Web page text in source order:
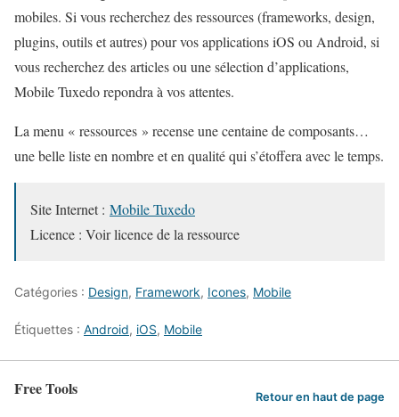
mobiles. Si vous recherchez des ressources (frameworks, design,
plugins, outils et autres) pour vos applications iOS ou Android, si
vous recherchez des articles ou une sélection d’applications,
Mobile Tuxedo repondra à vos attentes.
La menu « ressources » recense une centaine de composants…
une belle liste en nombre et en qualité qui s’étoffera avec le temps.
Site Internet : Mobile Tuxedo
Licence : Voir licence de la ressource
Catégories : Design, Framework, Icones, Mobile
Étiquettes : Android, iOS, Mobile
Free Tools Retour en haut de page